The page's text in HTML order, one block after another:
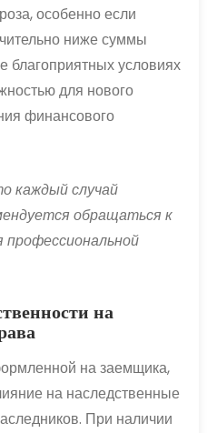
особенно если
ниже суммы
благоприятных условиях
для нового
финансового
каждый случай
обращаться к
профессиональной
на
на заемщика,
на наследственные
При наличии